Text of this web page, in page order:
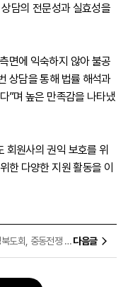
담의 전문성과 실효성을
면에 익숙하지 않아 불공
상담을 통해 법률 해석과
”며 높은 만족감을 나타냈
회원사의 권익 보호를 위
한 다양한 지원 활동을 이
대구시·경북도회, 중동전쟁 대응 건설업계 간담회서 현안 논의다음글